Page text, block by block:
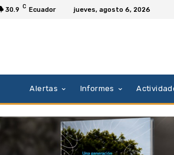
30.9 C Ecuador jueves, agosto 6, 2026
Alertas Informes